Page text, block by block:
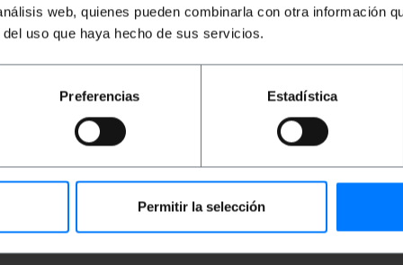
web, quienes pueden combinarla con otra información
uso que haya hecho de sus servicios.
Preferencias Estadística
Permitir la selección
Sofortige Lieferung REF: TV094 Sofortige Lieferung